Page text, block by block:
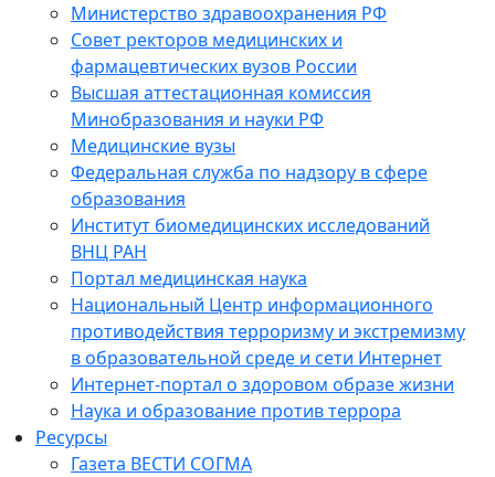
Министерство здравоохранения РФ
Совет ректоров медицинских и
фармацевтических вузов России
Высшая аттестационная комиссия
Минобразования и науки РФ
Медицинские вузы
Федеральная служба по надзору в сфере
образования
Институт биомедицинских исследований
ВНЦ РАН
Портал медицинская наука
Национальный Центр информационного
противодействия терроризму и экстремизму
в образовательной среде и сети Интернет
Интернет-портал о здоровом образе жизни
Наука и образование против террора
Ресурсы
Газета ВЕСТИ СОГМА